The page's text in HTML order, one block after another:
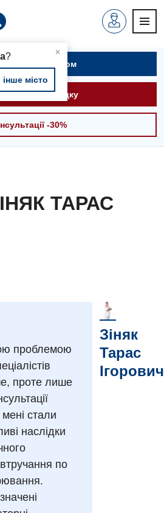
×
?
місто
томографія
патології та неврології
станів
терапії
на прийом
швидку
-30%
ТАРАС
проблемою
проте лише
стали
наслідки
по
Зіняк
Тарас
Ігорович